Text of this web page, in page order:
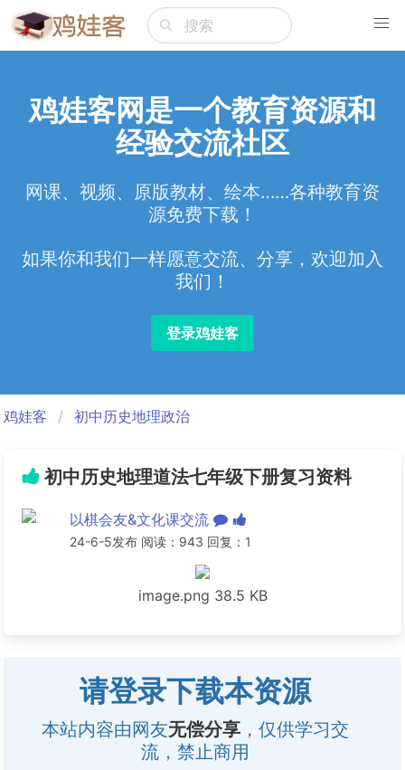
鸡娃客网是一个教育资源和
经验交流社区
网课、视频、原版教材、绘本……各种教育资
源免费下载！
如果你和我们一样愿意交流、分享，欢迎加入
我们！
登录鸡娃客
鸡娃客 初中历史地理政治
初中历史地理道法七年级下册复习资料
以棋会友&文化课交流
24-6-5发布 阅读：943 回复：1
image.png 38.5 KB
请登录下载本资源
本站内容由网友无偿分享 ，仅供学习交
流，禁止商用